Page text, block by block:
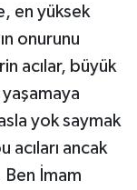
en yüksek
onurunu
acılar, büyük
yok saymak
acıları ancak
Ben İmam